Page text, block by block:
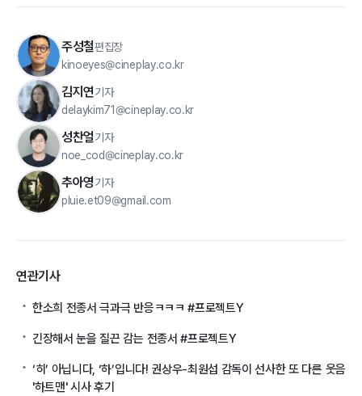
주성철편집장
kinoeyes@cineplay.co.kr
김지연기자
delaykim71@cineplay.co.kr
성찬얼기자
noe_cod@cineplay.co.kr
추아영기자
pluie.et09@gmail.com
연관기사
한소희 전종서 극과극 반응ㅋㅋㅋ #프로젝트Y
긴장해서 눈을 질끈 감는 전종서 #프로젝트Y
‘히’ 아닙니다, ‘하’입니다! 권상우-최원섭 감독이 선사한 또 다른 웃음
'하트맨' 시사 후기